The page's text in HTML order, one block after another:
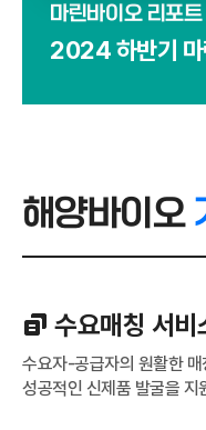
마린바이오 리포트
2024 하반기 마
해양바이오
수요매칭 서비
수요자-공급자의 원활한
성공적인 신제품 발굴을 지